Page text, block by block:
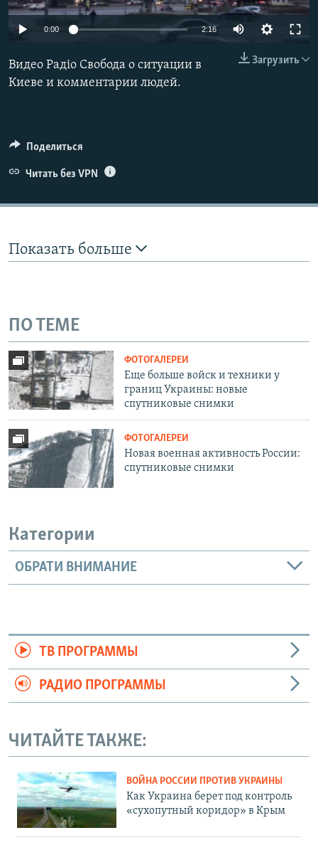
ПОБЕДИТЕЛЕЙ НЕ СУДЯТ?
ELIFBE
УКРАИНСКАЯ ПРОБЛЕМА КРЫМА
ПРИСОЕДИНЯЙТЕСЬ!
0:00 2:16
240p
Загрузить
Видео Радіо Свобода о ситуации в
Киеве и комментарии людей.
Поделиться
Читать без VPN
Показать больше
ПО ТЕМЕ
ФОТОГАЛЕРЕИ
Еще больше войск и техники у
границ Украины: новые
спутниковые снимки
ФОТОГАЛЕРЕИ
Новая военная активность России:
спутниковые снимки
Категории
ОБРАТИ ВНИМАНИЕ
ТВ ПРОГРАММЫ
РАДИО ПРОГРАММЫ
ЧИТАЙТЕ ТАКЖЕ:
ВОЙНА РОССИИ ПРОТИВ УКРАИНЫ
Как Украина берет под контроль
«сухопутный коридор» в Крым